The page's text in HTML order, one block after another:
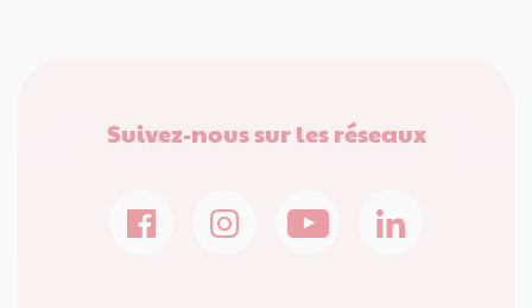
Suivez-nous sur les réseaux